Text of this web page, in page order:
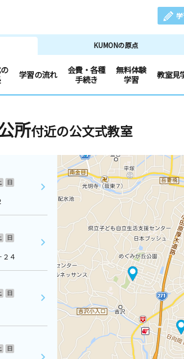
KUMONの原点
学習の流れ
会費・各種
手続き
無料体験
学習
教室見
所付近の公文式教室
日
日
４
日
日